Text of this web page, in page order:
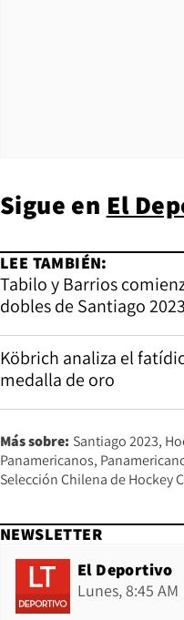
Sigue en El
LEE TAMBIÉN:
Tabilo y Barrios
dobles de Santiago 2023
Köbrich analiza el
medalla de oro
Más sobre: Santiago 2023
Panamericanos
Selección Chilena de Hockey
NEWSLETTER
El Deportivo
Lunes, 8:45 AM